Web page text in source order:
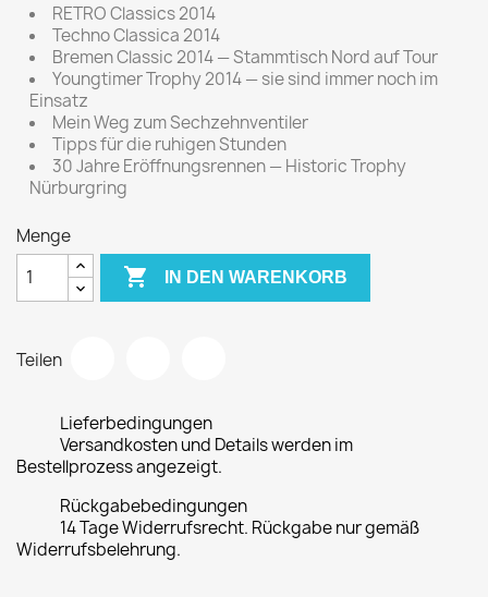
RETRO Classics 2014
Techno Classica 2014
Bremen Classic 2014 — Stammtisch Nord auf Tour
Youngtimer Trophy 2014 — sie sind immer noch im
Einsatz
Mein Weg zum Sechzehnventiler
Tipps für die ruhigen Stunden
30 Jahre Eröffnungsrennen — Historic Trophy
Nürburgring
Menge
 IN DEN WARENKORB
Teilen
Lieferbedingungen
Versandkosten und Details werden im
Bestellprozess angezeigt.
Rückgabebedingungen
14 Tage Widerrufsrecht. Rückgabe nur gemäß
Widerrufsbelehrung.